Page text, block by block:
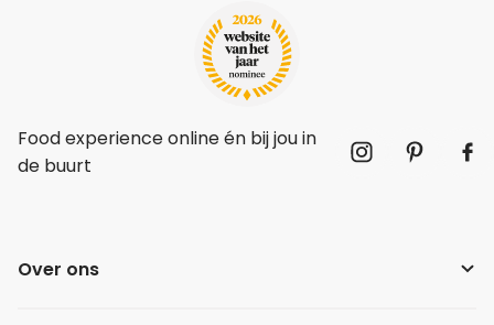
Food experience online én bij jou in
de buurt
Over ons